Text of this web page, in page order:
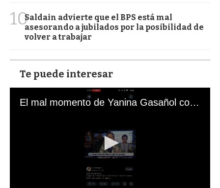
10Saldain advierte que el BPS está mal
asesorando a jubilados por la posibilidad de
volver a trabajar
Te puede interesar
El mal momento de Yanina Gasañol con un hincha argentino en "Subrayado"